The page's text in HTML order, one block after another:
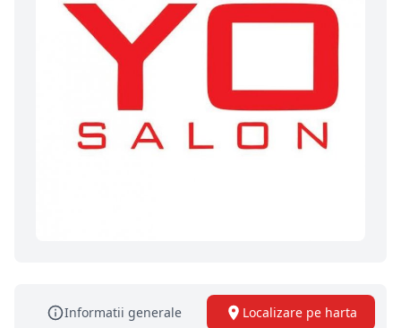
Informatii generale Localizare pe harta